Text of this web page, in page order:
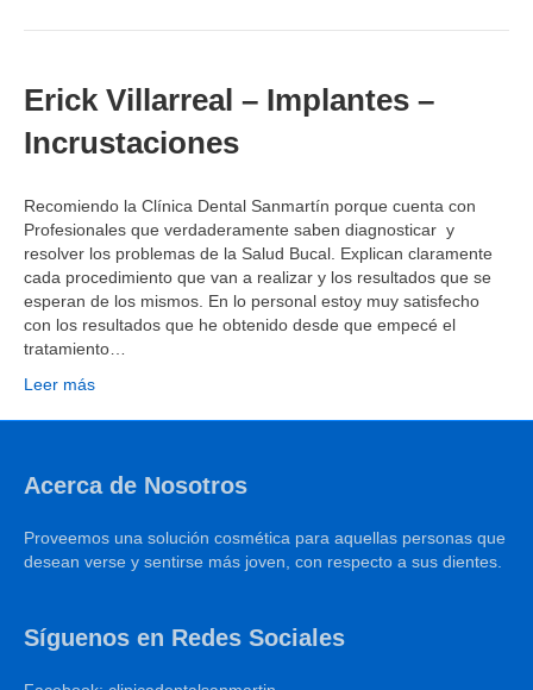
Erick Villarreal – Implantes –
Incrustaciones
Recomiendo la Clínica Dental Sanmartín porque cuenta con
Profesionales que verdaderamente saben diagnosticar y
resolver los problemas de la Salud Bucal. Explican claramente
cada procedimiento que van a realizar y los resultados que se
esperan de los mismos. En lo personal estoy muy satisfecho
con los resultados que he obtenido desde que empecé el
tratamiento…
Leer más
Acerca de Nosotros
Proveemos una solución cosmética para aquellas personas que
desean verse y sentirse más joven, con respecto a sus dientes.
Síguenos en Redes Sociales